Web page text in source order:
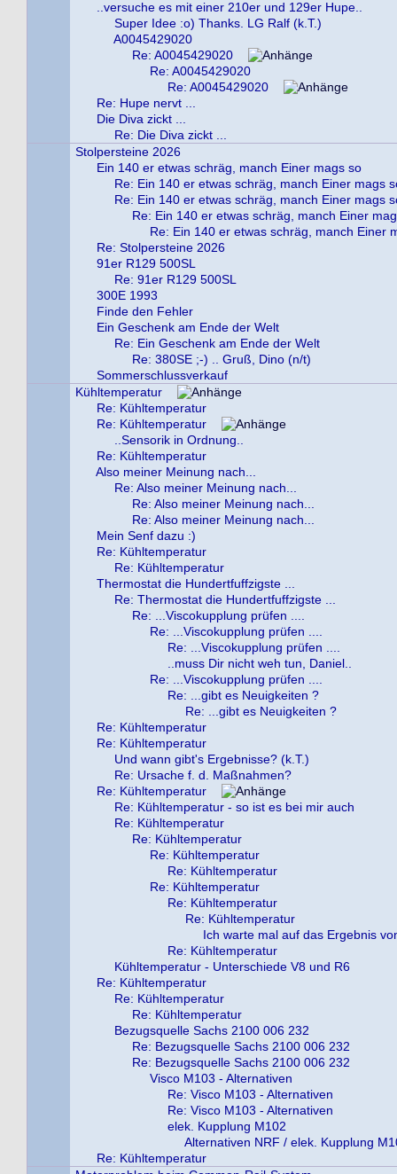
..versuche es mit einer 210er und 129er Hupe..
Super Idee :o) Thanks. LG Ralf (k.T.)
A0045429020
Re: A0045429020
Re: A0045429020
Re: A0045429020
Re: Hupe nervt ...
Die Diva zickt ...
Re: Die Diva zickt ...
Stolpersteine 2026
Ein 140 er etwas schräg, manch Einer mags so
Re: Ein 140 er etwas schräg, manch Einer mags
Re: Ein 140 er etwas schräg, manch Einer mags
Re: Ein 140 er etwas schräg, manch Einer
Re: Ein 140 er etwas schräg, manch Einer
Re: Stolpersteine 2026
91er R129 500SL
Re: 91er R129 500SL
300E 1993
Finde den Fehler
Ein Geschenk am Ende der Welt
Re: Ein Geschenk am Ende der Welt
Re: 380SE ;-) .. Gruß, Dino (n/t)
Sommerschlussverkauf
Kühltemperatur
Re: Kühltemperatur
Re: Kühltemperatur
..Sensorik in Ordnung..
Re: Kühltemperatur
Also meiner Meinung nach...
Re: Also meiner Meinung nach...
Re: Also meiner Meinung nach...
Re: Also meiner Meinung nach...
Mein Senf dazu :)
Re: Kühltemperatur
Re: Kühltemperatur
Thermostat die Hundertfuffzigste ...
Re: Thermostat die Hundertfuffzigste ...
Re: ...Viscokupplung prüfen ....
Re: ...Viscokupplung prüfen ....
Re: ...Viscokupplung prüfen ....
..muss Dir nicht weh tun, Daniel..
Re: ...Viscokupplung prüfen ....
Re: ...gibt es Neuigkeiten ?
Re: ...gibt es Neuigkeiten ?
Re: Kühltemperatur
Re: Kühltemperatur
Und wann gibt's Ergebnisse? (k.T.)
Re: Ursache f. d. Maßnahmen?
Re: Kühltemperatur
Re: Kühltemperatur - so ist es bei mir auch
Re: Kühltemperatur
Re: Kühltemperatur
Re: Kühltemperatur
Re: Kühltemperatur
Re: Kühltemperatur
Re: Kühltemperatur
Re: Kühltemperatur
Ich warte mal auf das Ergebnis
Re: Kühltemperatur
Kühltemperatur - Unterschiede V8 und R6
Re: Kühltemperatur
Re: Kühltemperatur
Re: Kühltemperatur
Bezugsquelle Sachs 2100 006 232
Re: Bezugsquelle Sachs 2100 006 232
Re: Bezugsquelle Sachs 2100 006 232
Visco M103 - Alternativen
Re: Visco M103 - Alternativen
Re: Visco M103 - Alternativen
elek. Kupplung M102
Alternativen NRF / elek. Kupplung
Re: Kühltemperatur